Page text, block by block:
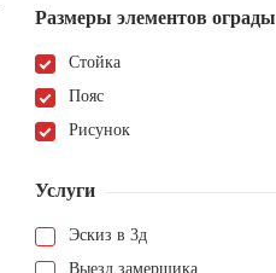
Размеры элементов ограды
Стойка
Пояс
Рисунок
Услуги
Эскиз в 3д
Выезд замерщика